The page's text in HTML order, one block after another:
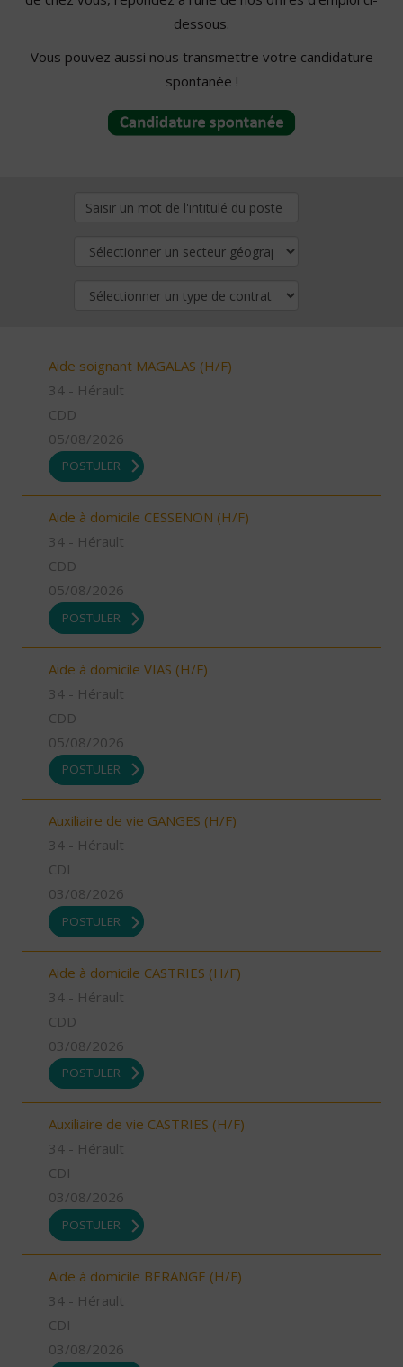
dessous.
Vous pouvez aussi nous transmettre votre candidature
spontanée !
Aide soignant MAGALAS (H/F)
34 - Hérault
CDD
05/08/2026
POSTULER
Aide à domicile CESSENON (H/F)
34 - Hérault
CDD
05/08/2026
POSTULER
Aide à domicile VIAS (H/F)
34 - Hérault
CDD
05/08/2026
POSTULER
Auxiliaire de vie GANGES (H/F)
34 - Hérault
CDI
03/08/2026
POSTULER
Aide à domicile CASTRIES (H/F)
34 - Hérault
CDD
03/08/2026
POSTULER
Auxiliaire de vie CASTRIES (H/F)
34 - Hérault
CDI
03/08/2026
POSTULER
Aide à domicile BERANGE (H/F)
34 - Hérault
CDI
03/08/2026